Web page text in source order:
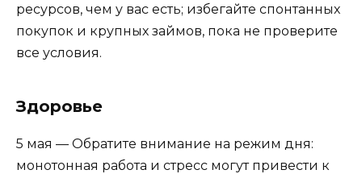
ресурсов, чем у вас есть; избегайте спонтанных
покупок и крупных займов, пока не проверите
все условия.
Здоровье
5 мая — Обратите внимание на режим дня:
монотонная работа и стресс могут привести к